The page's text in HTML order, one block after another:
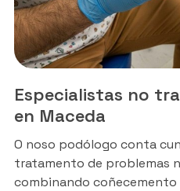
Especialistas no
en Maceda
O noso podólogo conta
tratamento de problemas
combinando